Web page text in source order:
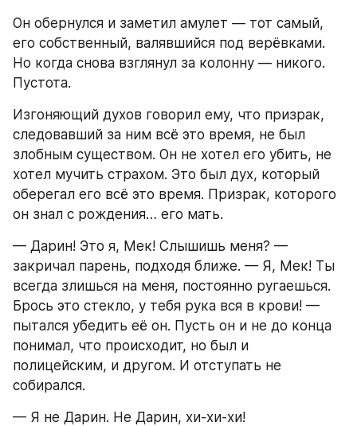
Он обернулся и заметил амулет — тот самый,
его собственный, валявшийся под верёвками.
Но когда снова взглянул за колонну — никого.
Пустота.
Изгоняющий духов говорил ему, что призрак,
следовавший за ним всё это время, не был
злобным существом. Он не хотел его убить, не
хотел мучить страхом. Это был дух, который
оберегал его всё это время. Призрак, которого
он знал с рождения… его мать.
— Дарин! Это я, Мек! Слышишь меня? —
закричал парень, подходя ближе. — Я, Мек! Ты
всегда злишься на меня, постоянно ругаешься.
Брось это стекло, у тебя рука вся в крови! —
пытался убедить её он. Пусть он и не до конца
понимал, что происходит, но был и
полицейским, и другом. И отступать не
собирался.
— Я не Дарин. Не Дарин, хи-хи-хи!